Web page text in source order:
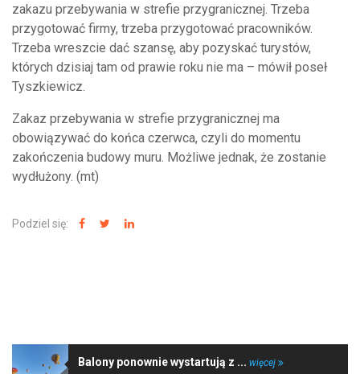
zakazu przebywania w strefie przygranicznej. Trzeba
przygotować firmy, trzeba przygotować pracowników.
Trzeba wreszcie dać szansę, aby pozyskać turystów,
których dzisiaj tam od prawie roku nie ma – mówił poseł
Tyszkiewicz.
Zakaz przebywania w strefie przygranicznej ma
obowiązywać do końca czerwca, czyli do momentu
zakończenia budowy muru. Możliwe jednak, że zostanie
wydłużony. (mt)
Podziel się:
Balony ponownie wystartują z ... więcej